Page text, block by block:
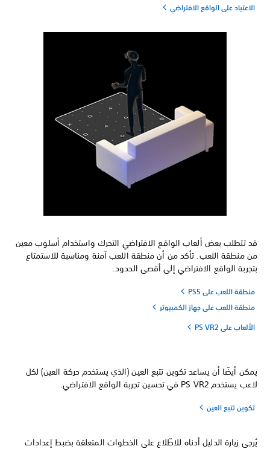
الاعتياد على الواقع الافتراضي
قد تتطلب بعض ألعاب الواقع الافتراضي التحرك واستخدام أسلوب معين
من منطقة اللعب. تأكد من أن منطقة اللعب آمنة ومناسبة للاستمتاع
بتجربة الواقع الافتراضي إلى أقصى الحدود.
منطقة اللعب على PS5
منطقة اللعب على جهاز الكمبيوتر
الألعاب على PS VR2
يمكن أيضًا أن يساعد تكوين تتبع العين (الذي يستخدم حركة العين) لكل
لاعب يستخدم PS VR2 في تحسين تجربة الواقع الافتراضي.
تكوين تتبع العين
يُرجى زيارة الدليل أدناه للاطّلاع على الخطوات المتعلقة بضبط إعدادات